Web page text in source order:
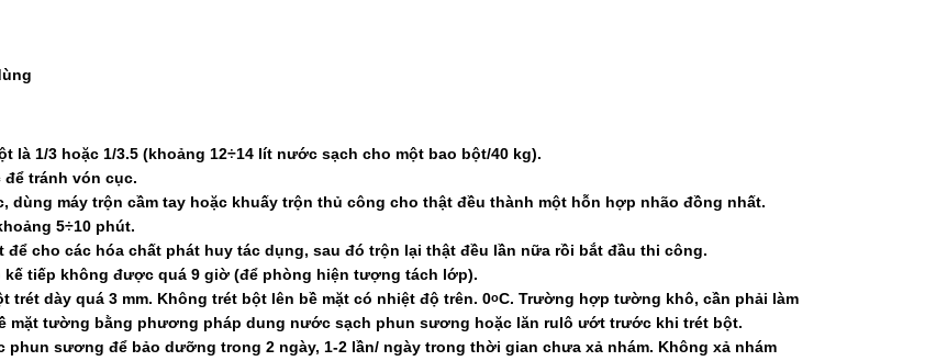
là 1/3 hoặc 1/3.5 (khoảng 12÷14 lít nước sạch cho một bao bột/40 kg).
tránh vón cục.
dùng máy trộn cầm tay hoặc khuấy trộn thủ công cho thật đều thành một hỗn hợp nhão đồng nhất.
5÷10 phút.
để cho các hóa chất phát huy tác dụng, sau đó trộn lại thật đều lần nữa rồi bắt đầu thi công.
tiếp không được quá 9 giờ (để phòng hiện tượng tách lớp).
trét dày quá 3 mm. Không trét bột lên bề mặt có nhiệt độ trên. 0oC. Trường hợp tường khô, cần phải làm
mặt tường bằng phương pháp dung nước sạch phun sương hoặc lăn rulô ướt trước khi trét bột.
phun sương để bảo dưỡng trong 2 ngày, 1-2 lần/ ngày trong thời gian chưa xả nhám. Không xả nhám